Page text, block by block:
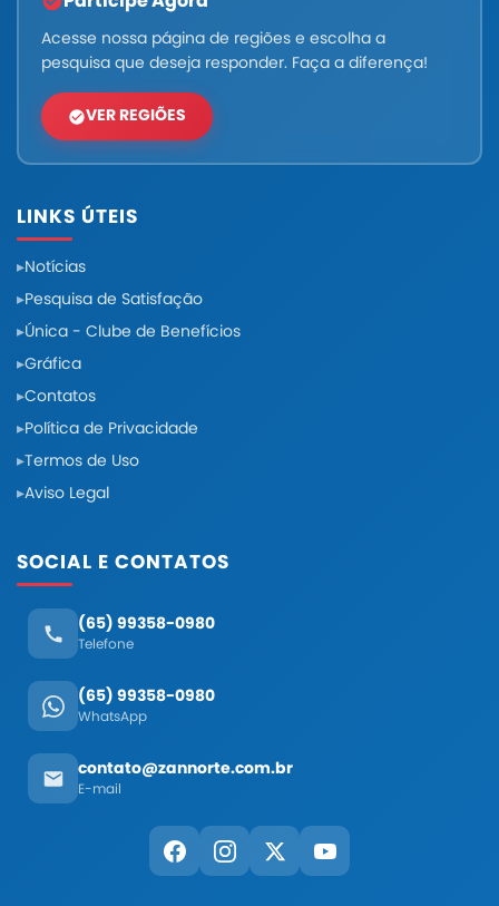
Acesse nossa página de regiões e escolha a
pesquisa que deseja responder. Faça a diferença!
VER REGIÕES
LINKS ÚTEIS
Notícias
Pesquisa de Satisfação
Única - Clube de Benefícios
Gráfica
Contatos
Política de Privacidade
Termos de Uso
Aviso Legal
SOCIAL E CONTATOS
(65) 99358-0980
Telefone
(65) 99358-0980
WhatsApp
contato@zannorte.com.br
E-mail